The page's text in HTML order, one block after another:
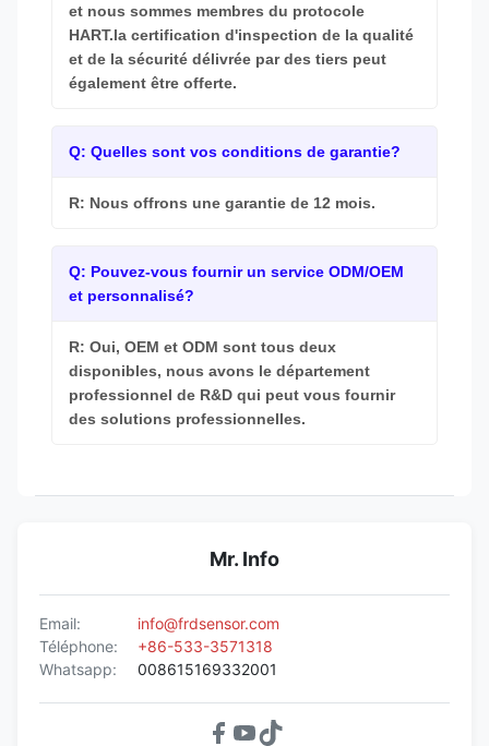
et nous sommes membres du protocole
HART.la certification d'inspection de la qualité
et de la sécurité délivrée par des tiers peut
également être offerte.
Q: Quelles sont vos conditions de garantie?
R: Nous offrons une garantie de 12 mois.
Q: Pouvez-vous fournir un service ODM/OEM
et personnalisé?
R: Oui, OEM et ODM sont tous deux
disponibles, nous avons le département
professionnel de R&D qui peut vous fournir
des solutions professionnelles.
Mr. Info
Email:
info@frdsensor.com
Téléphone:
+86-533-3571318
Whatsapp:
008615169332001